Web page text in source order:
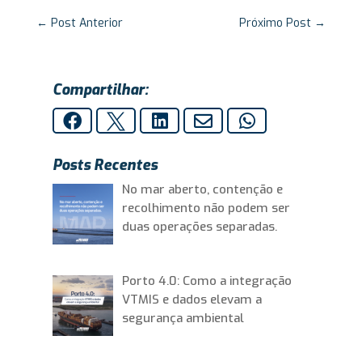
← Post Anterior Próximo Post →
Compartilhar:
    
Posts Recentes
No mar aberto, contenção e
recolhimento não podem ser
duas operações separadas.
Porto 4.0: Como a integração
VTMIS e dados elevam a
segurança ambiental